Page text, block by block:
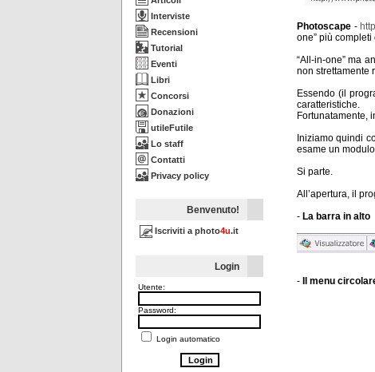
Interviste
Recensioni
Tutorial
Eventi
Libri
Concorsi
Donazioni
utileFutile
Lo staff
Contatti
Privacy policy
Benvenuto!
Iscriviti a photo4u.it
Login
Utente:
Password:
Login automatico
Photoscape -
one” più
“All-in-one” ma
non strettamente
Essendo (il
caratteristiche.
Fortunatamente,
Iniziamo quindi
esame un
Si parte.
All’apertura, il
- La barra in alto
- Il menu